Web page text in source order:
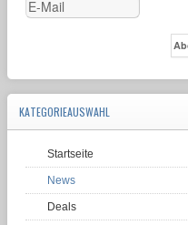
KATEGORIEAUSWAHL
Startseite
News
Deals